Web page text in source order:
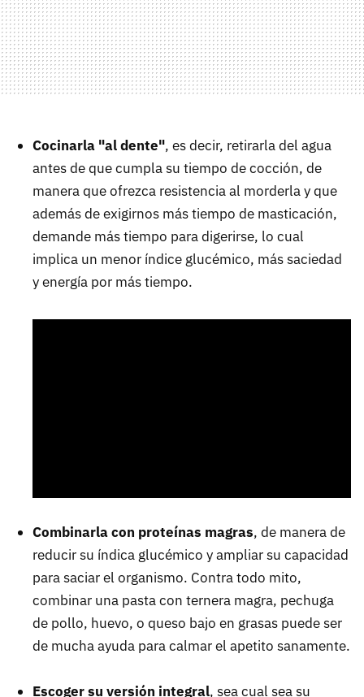
Cocinarla "al dente", es decir, retirarla del agua
antes de que cumpla su tiempo de cocción, de
manera que ofrezca resistencia al morderla y que
además de exigirnos más tiempo de masticación,
demande más tiempo para digerirse, lo cual
implica un menor índice glucémico, más saciedad
y energía por más tiempo.
Combinarla con proteínas magras, de manera de
reducir su índica glucémico y ampliar su capacidad
para saciar el organismo. Contra todo mito,
combinar una pasta con ternera magra, pechuga
de pollo, huevo, o queso bajo en grasas puede ser
de mucha ayuda para calmar el apetito sanamente.
Escoger su versión integral, sea cual sea su